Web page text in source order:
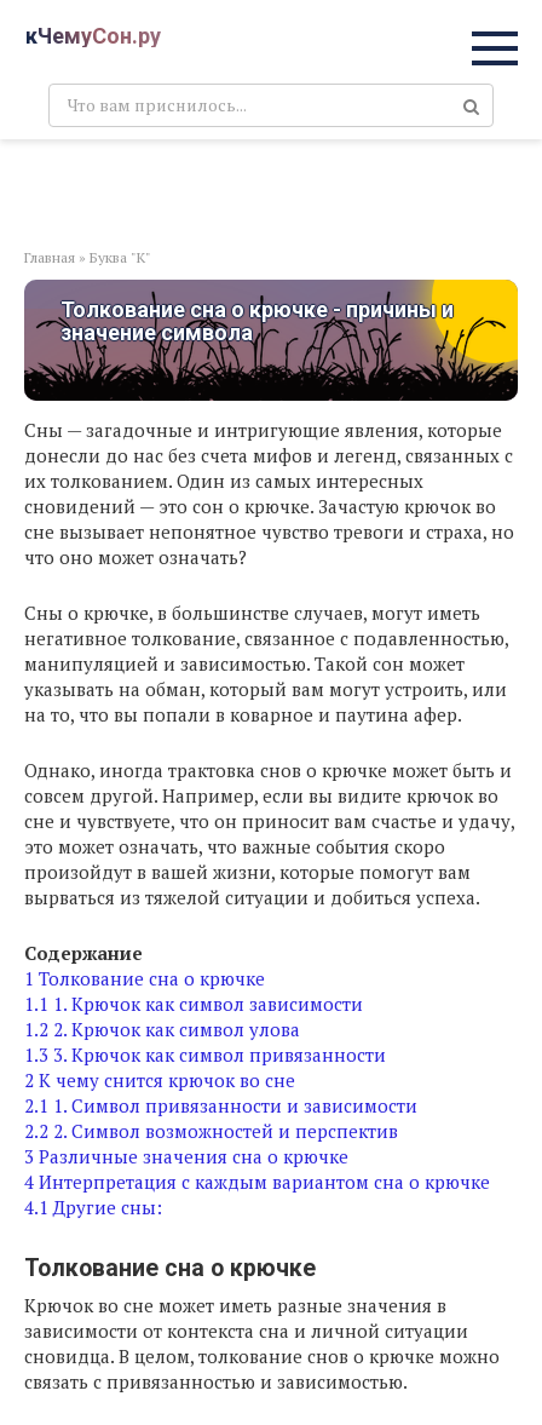
кЧемуСон.ру
Поиск:
Главная » Буква "К"
Толкование сна о крючке - причины и
значение символа
Сны — загадочные и интригующие явления, которые
донесли до нас без счета мифов и легенд, связанных с
их толкованием. Один из самых интересных
сновидений — это сон о крючке. Зачастую крючок во
сне вызывает непонятное чувство тревоги и страха, но
что оно может означать?
Сны о крючке, в большинстве случаев, могут иметь
негативное толкование, связанное с подавленностью,
манипуляцией и зависимостью. Такой сон может
указывать на обман, который вам могут устроить, или
на то, что вы попали в коварное и паутина афер.
Однако, иногда трактовка снов о крючке может быть и
совсем другой. Например, если вы видите крючок во
сне и чувствуете, что он приносит вам счастье и удачу,
это может означать, что важные события скоро
произойдут в вашей жизни, которые помогут вам
вырваться из тяжелой ситуации и добиться успеха.
Содержание
1 Толкование сна о крючке
1.1 1. Крючок как символ зависимости
1.2 2. Крючок как символ улова
1.3 3. Крючок как символ привязанности
2 К чему снится крючок во сне
2.1 1. Символ привязанности и зависимости
2.2 2. Символ возможностей и перспектив
3 Различные значения сна о крючке
4 Интерпретация с каждым вариантом сна о крючке
4.1 Другие сны:
Толкование сна о крючке
Крючок во сне может иметь разные значения в
зависимости от контекста сна и личной ситуации
сновидца. В целом, толкование снов о крючке можно
связать с привязанностью и зависимостью.